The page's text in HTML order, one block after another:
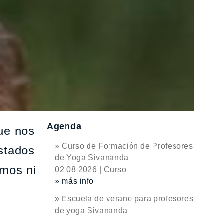
nos
ni
Agenda
» Curso de Formación de Profesores
de Yoga Sivananda
02 08 2026 | Curso
» más info
» Escuela de verano para profesores
de yoga Sivananda